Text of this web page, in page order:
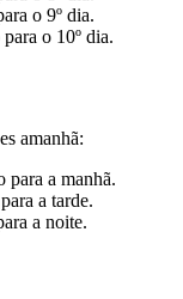
o 9º dia.
o 10º dia.
amanhã:
para a manhã.
a tarde.
a noite.